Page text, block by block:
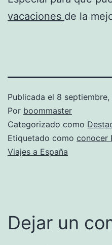
vacaciones de la
Publicada el 8 septiembre,
Por boommaster
Categorizado como
Etiquetado como conocer
Viajes a España
Dejar un